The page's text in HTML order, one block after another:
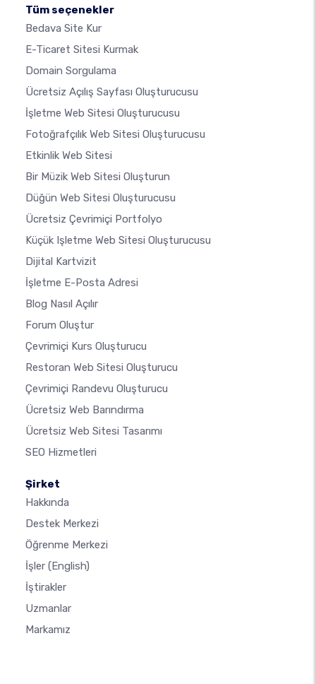
Tüm seçenekler
Bedava Site Kur
E-Ticaret Sitesi Kurmak
Domain Sorgulama
Ücretsiz Açılış Sayfası Oluşturucusu
İşletme Web Sitesi Oluşturucusu
Fotoğrafçılık Web Sitesi Oluşturucusu
Etkinlik Web Sitesi
Bir Müzik Web Sitesi Oluşturun
Düğün Web Sitesi Oluşturucusu
Ücretsiz Çevrimiçi Portfolyo
Küçük Işletme Web Sitesi Oluşturucusu
Dijital Kartvizit
İşletme E-Posta Adresi
Blog Nasıl Açılır
Forum Oluştur
Çevrimiçi Kurs Oluşturucu
Restoran Web Sitesi Oluşturucu
Çevrimiçi Randevu Oluşturucu
Ücretsiz Web Barındırma
Ücretsiz Web Sitesi Tasarımı
SEO Hizmetleri
Şirket
Hakkında
Destek Merkezi
Öğrenme Merkezi
İşler (English)
İştirakler
Uzmanlar
Markamız